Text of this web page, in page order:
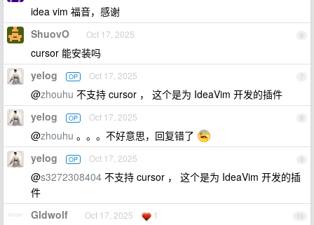
idea vim 福音，感谢
6
ShuovO Oct 17, 2025
cursor 能安装吗
7
yelog OP Oct 17, 2025
@zhouhu 不支持 cursor ， 这个是为 IdeaVim 开发的插件
8
yelog OP Oct 17, 2025
@zhouhu 。。。不好意思，回复错了
9
yelog OP Oct 17, 2025
@s3272308404 不支持 cursor ， 这个是为 IdeaVim 开发的插
件
10
Gldwolf Oct 17, 2025 1